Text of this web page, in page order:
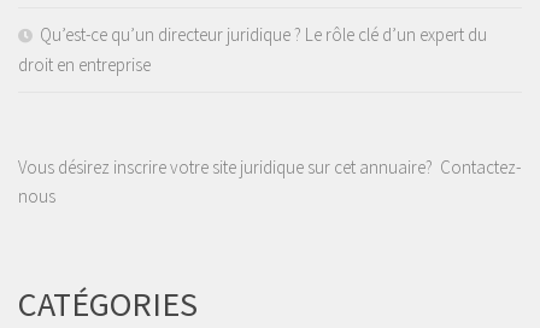
Qu’est-ce qu’un directeur juridique ? Le rôle clé d’un expert du
droit en entreprise
Vous désirez inscrire votre site juridique sur cet annuaire? Contactez-
nous
CATÉGORIES